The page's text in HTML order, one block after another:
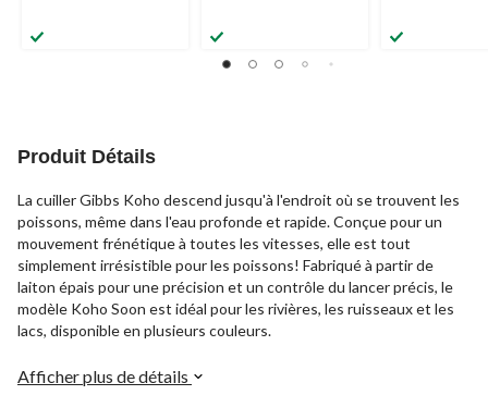
Produit Détails
La cuiller Gibbs Koho descend jusqu'à l'endroit où se trouvent les
poissons, même dans l'eau profonde et rapide. Conçue pour un
mouvement frénétique à toutes les vitesses, elle est tout
simplement irrésistible pour les poissons! Fabriqué à partir de
laiton épais pour une précision et un contrôle du lancer précis, le
modèle Koho Soon est idéal pour les rivières, les ruisseaux et les
lacs, disponible en plusieurs couleurs.
Afficher plus de détails